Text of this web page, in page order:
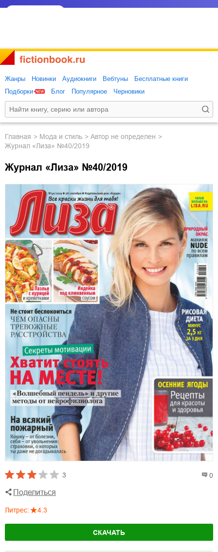
Жанры Новинки Аудиокниги Вебтуны
Бесплатные книги
Подборки
Блог Популярное Черновики
Главная мода и стиль
Автор не определен
Журнал «Лиза» №40/2019
Журнал «Лиза» №40/2019
3 0
Поделиться
Литрес: 4.3
СКАЧАТЬ